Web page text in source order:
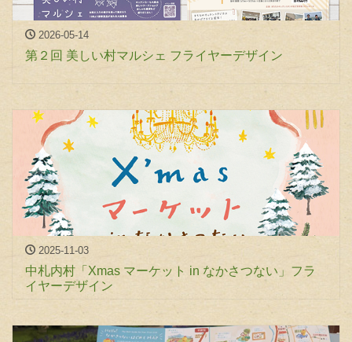
2026-05-14
第２回 美しい村マルシェ フライヤーデザイン
2025-11-03
中札内村「Xmas マーケット in なかさつない」フラ
イヤーデザイン